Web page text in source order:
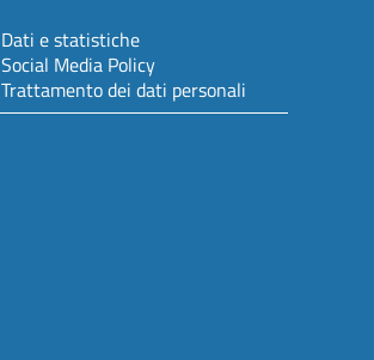
Dati e statistiche
Social Media Policy
Trattamento dei dati personali